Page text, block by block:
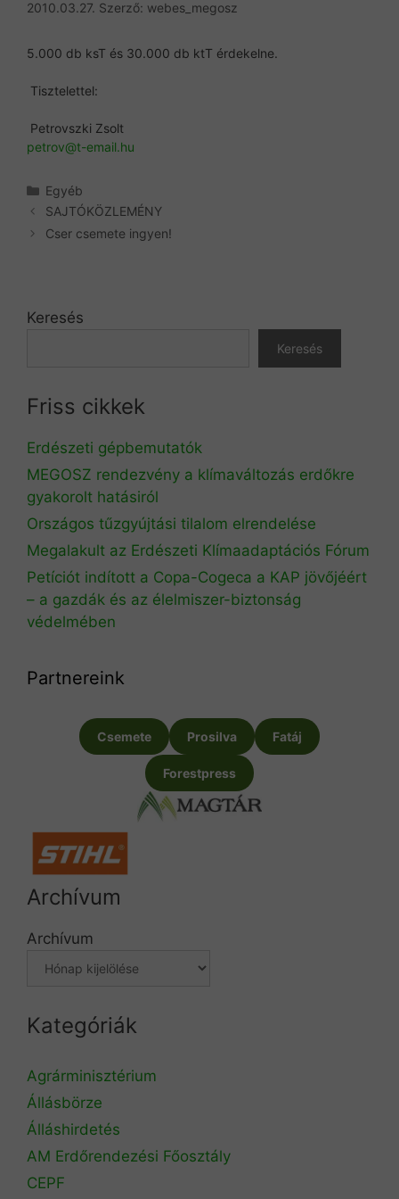
2010.03.27. Szerző: webes_megosz
5.000 db ksT és 30.000 db ktT érdekelne.
Tisztelettel:
Petrovszki Zsolt
petrov@t-email.hu
Kategória
Egyéb
SAJTÓKÖZLEMÉNY
Cser csemete ingyen!
Keresés
Keresés
Friss cikkek
Erdészeti gépbemutatók
MEGOSZ rendezvény a klímaváltozás erdőkre
gyakorolt hatásiról
Országos tűzgyújtási tilalom elrendelése
Megalakult az Erdészeti Klímaadaptációs Fórum
Petíciót indított a Copa-Cogeca a KAP jövőjéért
– a gazdák és az élelmiszer-biztonság
védelmében
Partnereink
Csemete Prosilva Fatáj
Forestpress
Archívum
Archívum
Kategóriák
Agrárminisztérium
Állásbörze
Álláshirdetés
AM Erdőrendezési Főosztály
CEPF